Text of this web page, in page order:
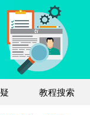
教程搜索